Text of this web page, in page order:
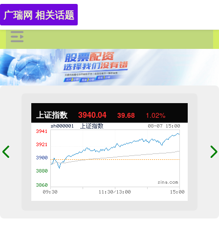
上证指数 3940.04 39.68 1.02%
广瑞网 相关话题